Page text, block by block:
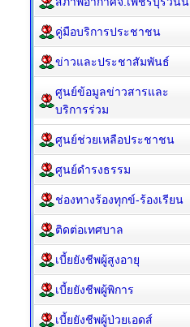
คู่มือบริการประชาชน
ข่าวและประชาสัมพันธ์
ศูนย์ข้อมูลข่าวสารและ
บริการร่วม
ศูนย์ช่วยเหลือประชาชน
ศูนย์ดำรงธรรม
ช่องทางร้องทุกข์-ร้องเรียน
ติดต่อเทศบาล
เบี้ยยังชีพผู้สูงอายุ
เบี้ยยังชีพผู้พิการ
เบี้ยยังชีพผู้ป่วยเอดส์